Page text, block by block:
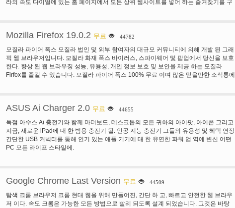
내장 된 미디어 기능을가지고. 토치 브라우저의 통합된 도구를 사용 해야 모든 것 이므로
클릭 떨어져 사용 하거나 추가적인 프로그램 및 도구를 검색할 필요가 없습니다.
일을 다운로드 하는 동안 웹 페이지 Yandex 보안 시스템에 의해 확인 하는 바이러스는
라의 속도 다이얼에 있는 홈 페이지에서 모든 상위 웹사이트를 넣어 하는 즐겨찾기를 구
를 사용 하 여 암호 당신이 저장 그것을 하 고 어디에 수 이동-모든 좋아하는 물건에 즉시
기 키 및 마우스에서 오페라, 귀하의 브라우징 경험을 만듭니다.
Mozilla Firefox 19.0.2 무료 44782
모질라 파이어 폭스 모질라 법인 및 외부 참여자의 대규모 커뮤니티에 의해 개발 된 그래
픽 웹 브라우저입니다. 모질라 화재 폭스 바이러스, 스파이웨어 및 팝업에서 당신을 보호
한다. 향상 된 웹 브라우징 성능, 유용성, 개인 정보 보호 및 보안을 제공 하는 모질라
Firfox를 즐길 수 있습니다. 모질라 파이어 폭스 100% 무료 이며 많은 믿을만한 소식통에
ASUS Ai Charger 2.0 무료 44655
독점 아수스 Ai 충전기와 함께 마더보드, 데스크톱의 모든 귀하의 아이팟, 아이폰 그리고
지금, 새로운 iPad에 대 한 범용 충전기 될. 인공 지능 충전기 그들의 유용성 및 혜택 연장
간단한 USB 커넥터를 통해 인기 있는 애플 기기에 대 한 유연한 파워 업 역에 변신 어떤
PC 모든 라이프 스타일에.
Google Chrome Last Version 무료 44509
탐색 크롬 브라우저 크롬 현대 웹을 위해 만들어진, 간단 하 고, 빠르고 안전한 웹 브라우
저 이다. 속도 크롬은 가능한 모든 방법으로 빨리 되도록 설계 되었습니다. 그것은 바탕